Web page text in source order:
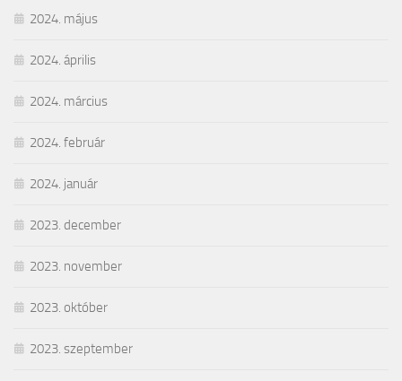
2024. május
2024. április
2024. március
2024. február
2024. január
2023. december
2023. november
2023. október
2023. szeptember